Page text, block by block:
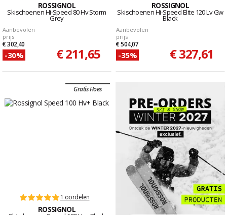
ROSSIGNOL
Skischoenen Hi-Speed 80 Hv Storm
Grey
Aanbevolen
prijs
€ 302,40
-30% € 211,65
ROSSIGNOL
Skischoenen Hi-Speed Elite 120 Lv Gw
Black
Aanbevolen
prijs
€ 504,07
-35% € 327,61
Gratis Hoes
1 oordelen
ROSSIGNOL